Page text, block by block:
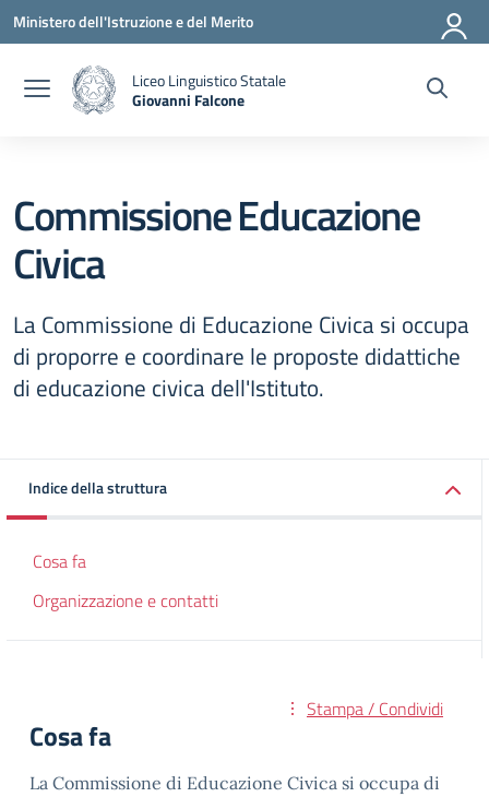
Vai ai contenuti
Vai al menu di navigazione
Vai al footer
Ministero dell'Istruzione e del Merito
Liceo Linguistico Statale
Giovanni Falcone
Commissione Educazione
Civica
La Commissione di Educazione Civica si occupa
di proporre e coordinare le proposte didattiche
di educazione civica dell'Istituto.
Indice della struttura
Cosa fa
Organizzazione e contatti
Stampa / Condividi
Cosa fa
La Commissione di Educazione Civica si occupa di